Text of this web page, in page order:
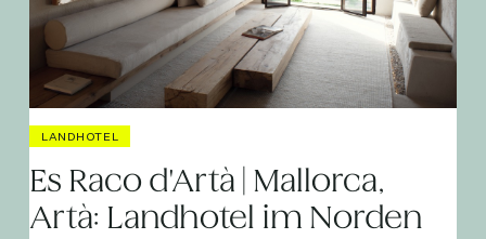
LANDHOTEL
Es Raco d'Artà | Mallorca,
Artà: Landhotel im Norden